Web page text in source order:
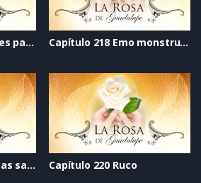
Capítulo 217 El amor es para más de dos Capítulo 218 Emo monstruilio
Capítulo 219 Dos únicas salidas Capítulo 220 Ruco